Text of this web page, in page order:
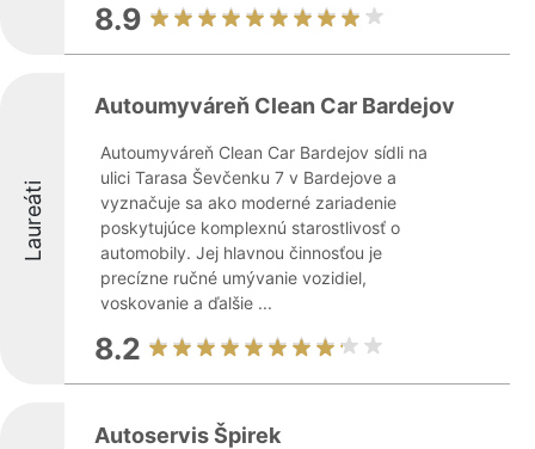
8.9
Laureáti
Autoumyváreň Clean Car Bardejov
Autoumyváreň Clean Car Bardejov sídli na
ulici Tarasa Ševčenku 7 v Bardejove a
vyznačuje sa ako moderné zariadenie
poskytujúce komplexnú starostlivosť o
automobily. Jej hlavnou činnosťou je
precízne ručné umývanie vozidiel,
voskovanie a ďalšie ...
8.2
Autoservis Špirek